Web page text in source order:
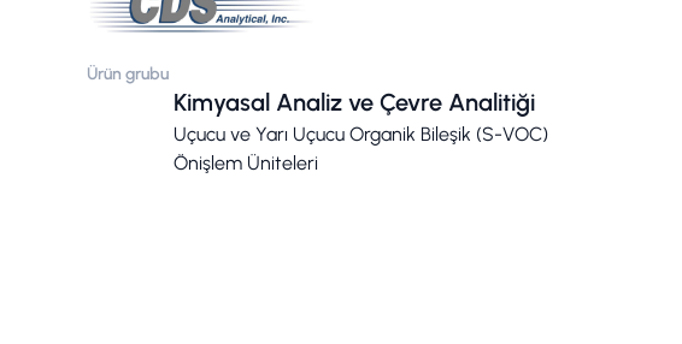
Ürün grubu
Kimyasal Analiz ve Çevre Analitiği
Uçucu ve Yarı Uçucu Organik Bileşik (S-VOC)
Önişlem Üniteleri